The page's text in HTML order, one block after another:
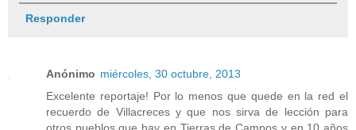
Responder
Anónimo miércoles, 30 octubre, 2013
Excelente reportaje! Por lo menos que quede en la red el
recuerdo de Villacreces y que nos sirva de lección para
otros pueblos que hay en Tierras de Campos y en 10 años